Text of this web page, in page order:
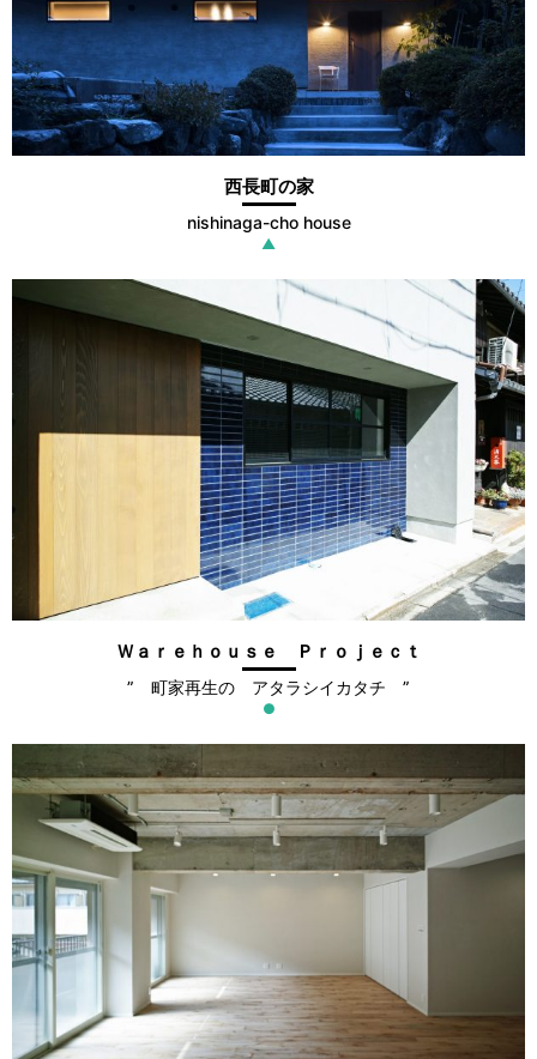
西長町の家
nishinaga-cho house
▲
Ｗａｒｅｈｏｕｓｅ Ｐｒｏｊｅｃｔ
” 町家再生の アタラシイカタチ ”
●